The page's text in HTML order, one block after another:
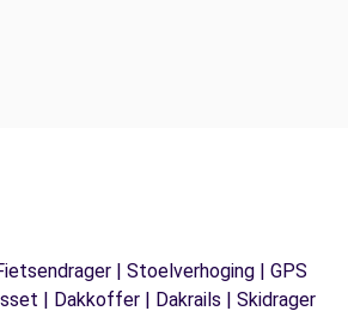
| Stoelverhoging | GPS
| Dakkoffer | Dakrails | Skidrager